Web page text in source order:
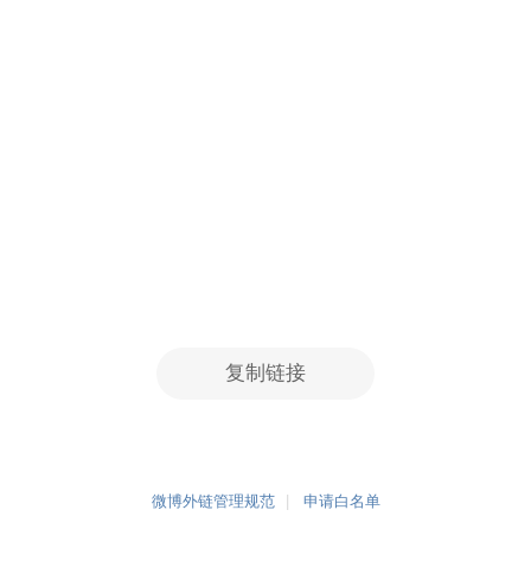
复制链接
微博外链管理规范 申请白名单